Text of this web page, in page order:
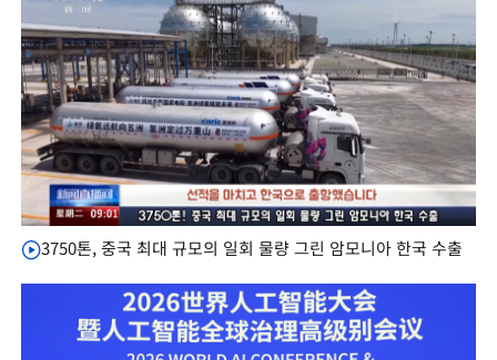
3750톤, 중국 최대 규모의 일회 물량 그린 암모니아 한국 수출